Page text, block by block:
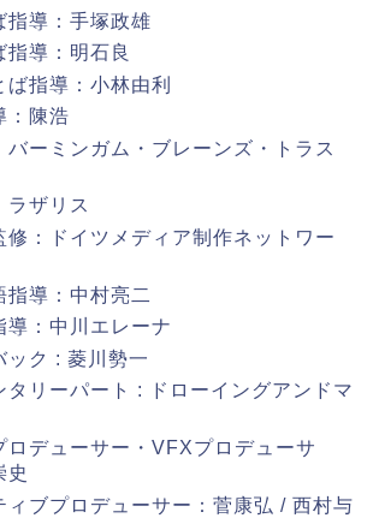
指導：手塚政雄
指導：明石良
ば指導：小林由利
：陳浩
バーミンガム・ブレーンズ・トラス
ラザリス
修：ドイツメディア制作ネットワー
指導：中村亮二
導：中川エレーナ
ック : 菱川勢一
タリーパート : ドローイングアンドマ
ロデューサー・VFXプロデューサ
史
ィブプロデューサー：菅康弘 / 西村与